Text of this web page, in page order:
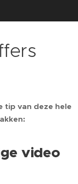
tip van deze hele
video